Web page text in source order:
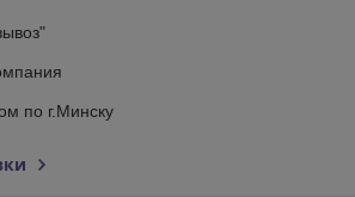
по г.Минску